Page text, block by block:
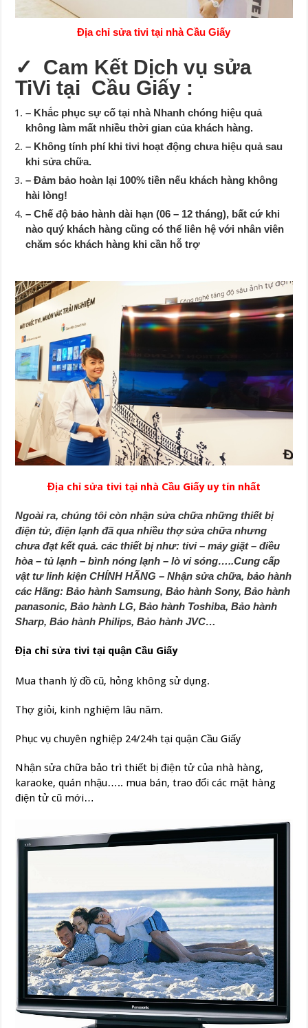
Địa chỉ sửa tivi tại nhà Cầu Giấy
✓ Cam Kết Dịch vụ sửa
TiVi tại Cầu Giấy :
– Khắc phục sự cố tại nhà Nhanh chóng hiệu quả
không làm mất nhiều thời gian của khách hàng.
– Không tính phí khi tivi hoạt động chưa hiệu quả sau
khi sửa chữa.
– Đảm bảo hoàn lại 100% tiền nếu khách hàng không
hài lòng!
– Chế độ bảo hành dài hạn (06 – 12 tháng), bất cứ khi
nào quý khách hàng cũng có thể liên hệ với nhân viên
chăm sóc khách hàng khi cần hỗ trợ
Địa chỉ sửa tivi tại nhà Cầu Giấy uy tín nhất
Ngoài ra, chúng tôi còn nhận sửa chữa những thiết bị
điện tử, điện lạnh đã qua nhiều thợ sửa chữa nhưng
chưa đạt kết quả. các thiết bị như: tivi – máy giặt – điều
hòa – tủ lạnh – bình nóng lạnh – lò vi sóng…..Cung cấp
vật tư linh kiện CHÍNH HÃNG – Nhận sửa chữa, bảo hành
các Hãng: Bảo hành Samsung, Bảo hành Sony, Bảo hành
panasonic, Bảo hành LG, Bảo hành Toshiba, Bảo hành
Sharp, Bảo hành Philips, Bảo hành JVC…
Địa chỉ sửa tivi tại quận Cầu Giấy
Mua thanh lý đồ cũ, hỏng không sử dụng.
Thợ giỏi, kinh nghiệm lâu năm.
Phục vụ chuyên nghiệp 24/24h tại quận Cầu Giấy
Nhận sửa chữa bảo trì thiết bị điện tử của nhà hàng,
karaoke, quán nhậu….. mua bán, trao đổi các mặt hàng
điện tử cũ mới…